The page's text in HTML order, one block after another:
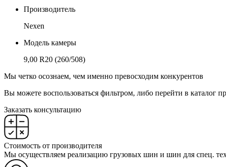
Производитель
Nexen
Модель камеры
9,00 R20 (260/508)
Мы четко осознаем, чем именно превосходим конкурентов
Вы можете воспользоваться фильтром, либо перейти в каталог
Заказать консультацию
Стоимость от производителя
Мы осуществляем реализацию грузовых шин и шин для спец.